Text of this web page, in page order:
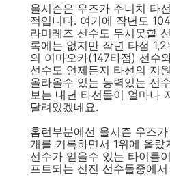
올시즌은 우즈가 주니치 타
적입니다. 여기에 작년도
라미레즈 선수도 무시못할
록에는 없지만 작년 타점
의 이마오카(147타점) 선수
선수도 언제든지 타선의 지
올라올수 있는 능력있는 선
보는 내년 타선들이 얼마나
달려있겠네요.
홈런부분에선 올시즌 우즈
개를 기록하면서 1위에 올랐
선수가 얻을수 있는 타이틀
프트되는 신진 선수들중에